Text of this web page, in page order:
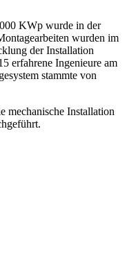
KWp wurde in der
wurden im
der Installation
erfahrene Ingenieure am
stammte von
mechanische Installation